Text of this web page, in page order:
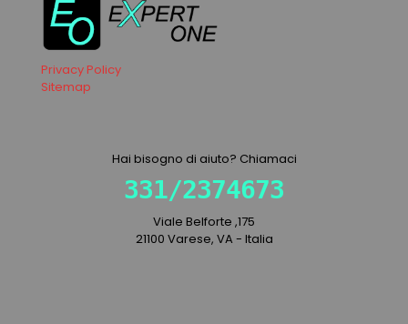
Privacy Policy
Sitemap
Hai bisogno di aiuto? Chiamaci
331/2374673
Viale Belforte ,175
21100 Varese, VA - Italia